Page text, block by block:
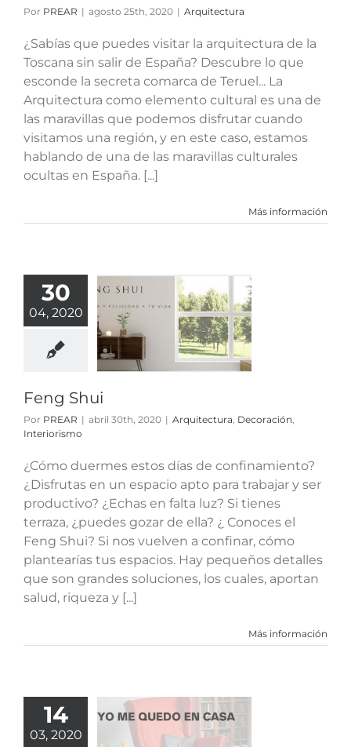
Por PREAR | agosto 25th, 2020 | Arquitectura
¿Sabías que puedes visitar la arquitectura de la
Toscana sin salir de España? Descubre lo que
esconde la secreta comarca de Teruel... La
Arquitectura como elemento cultural es una de
las maravillas que podemos disfrutar cuando
visitamos una región, y en este caso, estamos
hablando de una de las maravillas culturales
ocultas en España. [...]
Más información
30
04, 2020
Shui
Decoración
Feng Shui
Por PREAR | abril 30th, 2020 | Arquitectura, Decoración,
Interiorismo
¿Cómo duermes estos días de confinamiento?
¿Disfrutas en un espacio apto para trabajar y ser
productivo? ¿Echas en falta luz? Si tienes
terraza, ¿puedes gozar de ella? ¿ Conoces el
Feng Shui? Si nos vuelven a confinar, cómo
plantearías tus espacios. Hay pequeños detalles
que son grandes soluciones, los cuales, aportan
salud, riqueza y [...]
Más información
14
03, 2020
para